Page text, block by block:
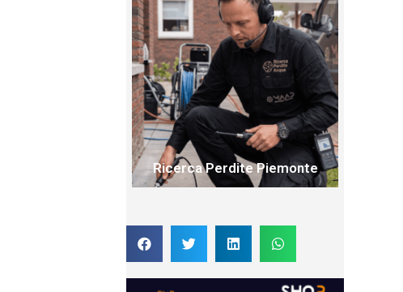
Ricerca Perdite Piemonte